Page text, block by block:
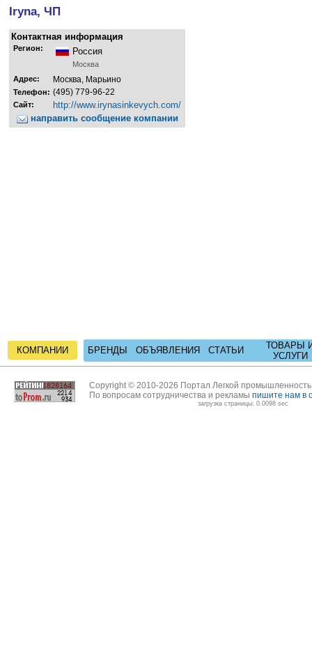
Iryna, ЧП
Контактная информация
Регион: Россия
Москва
Адрес:
Москва, Марьино
Телефон: (495) 779-96-22
Сайт:
http://www.irynasinkevych.com/
направить сообщение компании
КОМПАНИИ БРЕНДЫ ОБЪЯВЛЕНИЯ СТАТЬИ
ТОВАРЫ
УСЛУГИ
Copyright © 2010-2026 Портал Легкой
По вопросам сотрудничества и рекламы пишите нам в
загрузка страницы: 0.0098 sec